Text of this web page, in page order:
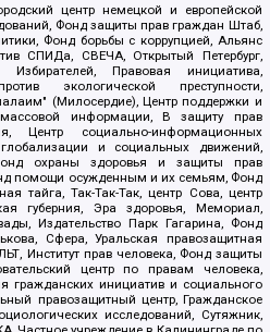
центр немецкой и европейской
Фонд защиты прав граждан Штаб,
Фонд борьбы с коррупцией, Альянс
СПИДа, СВЕЧА, Открытый Петербург,
Избирателей, Правовая инициатива,
экологической преступности,
(Милосердие), Центр поддержки и
массовой информации, В защиту прав
Центр социально-информационных
и социальных движений,
охраны здоровья и защиты прав
помощи осужденным и их семьям, Фонд
тайга, Так-Так-Так, центр Сова, центр
губерния, Эра здоровья, Мемориал,
Издательство Парк Гагарина, Фонд
Сфера, Уральская правозащитная
Институт прав человека, Фонд защиты
центр по правам человека,
гражданских инициатив и социального
правозащитный центр, Гражданское
исследований, Сутяжник,